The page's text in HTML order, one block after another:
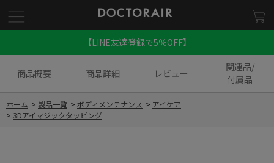
【LINE友達登録で5％OFF】
商品概要 商品詳細 レビュー
関連品/
付属品
ホーム > 製品一覧 > ボディメンテナンス > アイケア
> 3Dアイマジックタッピング